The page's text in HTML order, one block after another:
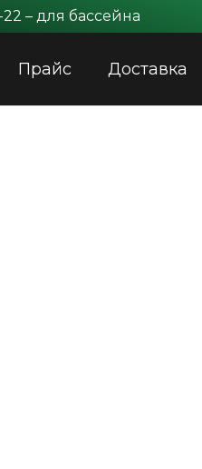
– для бассейна
Прайс Доставка